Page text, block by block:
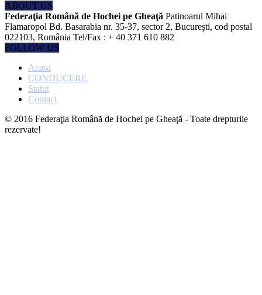
ABOUT US
Federaţia Română de Hochei pe Gheaţă Patinoarul Mihai
Flamaropol Bd. Basarabia nr. 35-37, sector 2, Bucureşti, cod postal
022103, România Tel/Fax : + 40 371 610 882
FOLLOW US
Acasa
CONDUCERE
Statut
Contact
© 2016 Federaţia Română de Hochei pe Gheaţă - Toate drepturile
rezervate!